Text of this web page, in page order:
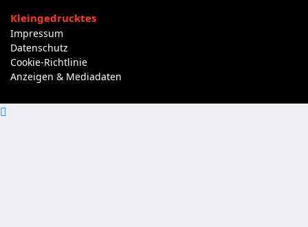
Kleingedrucktes
Impressum
Datenschutz
Cookie-Richtlinie
Anzeigen & Mediadaten